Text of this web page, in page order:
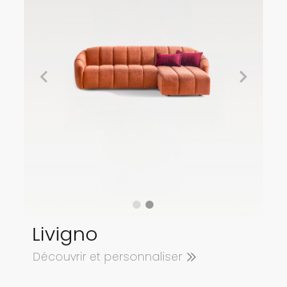
Livigno
Découvrir et personnaliser